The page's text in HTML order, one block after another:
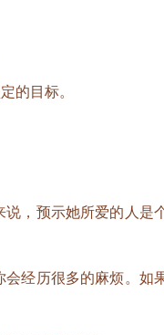
的目标。
，预示她所爱的人是
经历很多的麻烦。如